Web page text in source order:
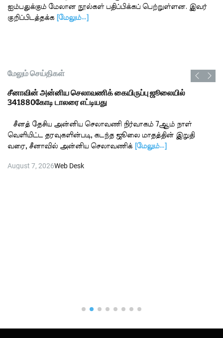
ஐம்பதுக்கும் மேலான நூல்கள் பதிப்பிக்கப் பெற்றுள்ளன. இவர்
குறிப்பிடத்தக்க [மேலும்…]
மேலும் செய்திகள்
சீனாவின் அன்னிய செலாவணிக் கையிருப்பு ஜூலையில்
341880கோடி டாலரை எட்டியது
சீனத் தேசிய அன்னிய செலாவணி நிர்வாகம் 7ஆம் நாள்
வெளியிட்ட தரவுகளின்படி, கடந்த ஜூலை மாதத்தின் இறுதி
வரை, சீனாவில் அன்னிய செலாவணிக் [மேலும்…]
August 7, 2026Web Desk